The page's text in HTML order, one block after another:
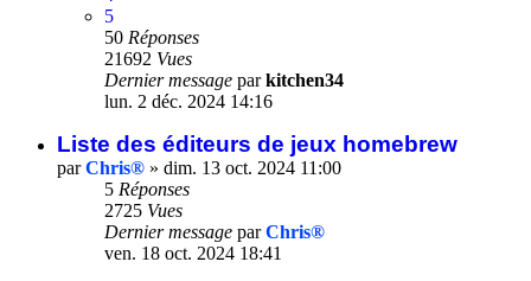
5
50 Réponses
21692 Vues
Dernier message parkitchen34
lun. 2 déc. 2024 14:16
Liste des éditeurs de jeux homebrew
parChris® » dim. 13 oct. 2024 11:00
5 Réponses
2725 Vues
Dernier message parChris®
ven. 18 oct. 2024 18:41